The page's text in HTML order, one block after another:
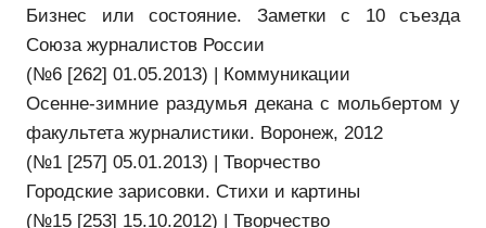
Бизнес или состояние. Заметки с 10 съезда
Союза журналистов России
(№6 [262] 01.05.2013) | Коммуникации
Осенне-зимние раздумья декана с мольбертом у
факультета журналистики. Воронеж, 2012
(№1 [257] 05.01.2013) | Творчество
Городские зарисовки. Стихи и картины
(№15 [253] 15.10.2012) | Творчество